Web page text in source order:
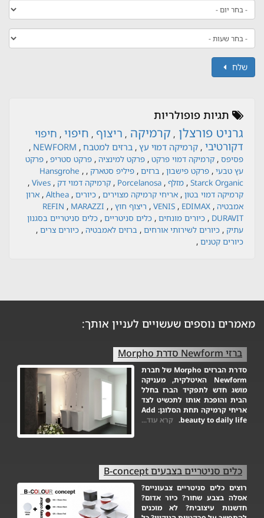
שלח
תגיות פופולריות
גרניט פורצלן , קרמיקה , ריצוף , חיפוי , חיפוי
דקורטיבי , קרמיקה דמוי עץ , ברזים למטבח ,
NEWFORM
,
פסיפס , קרמיקה דמוי פרקט , פרקט למינציה , פרקט סטריפ , פרקט
עץ טבעי , פרקט פישבון , ברזים , פיליפ סטארק ,
Hansgrohe ,
Starck Organic
, מזלף ,
Porcelanosa
, קרמיקה דמוי דק ,
Vives
,
קרמיקה דמוי בטון , אריחי קרמיקה מצוירים , כיורים ,
Althea
, ארון
אמבטיה ,
VENIS , EDIMAX
, ריצוף חוץ ,
REFIN , MARAZZI ,
DURAVIT
, כיורים מונחים , כלים סניטריים , כלים סניטריים בסגנון
עתיק , כיורים לשירותי אורחים , ברזים לאמבטיה , כיורים צרים ,
כיורים קטנים ,
מאמרים נוספים שעשויים לעניין אותך:
ברזי Newform סדרת Morpho
סדרת הברזים Morpho של חברת
Newform האיטלקית, מעניקה
מושג חדש לתפקיד הברז בחלל
הבית והופכת אותו לתכשיט לצד
אריחי קרמיקה תחת הסלוגן: Add
beauty to daily life.
קרא עוד...
כלים סניטריים בצבעים B-concept
רוצים כלים סניטריים צבעוניים?
אסלה בצבע שחור? כיור אדום?
חדשנות עיצובית? לא מוכנים